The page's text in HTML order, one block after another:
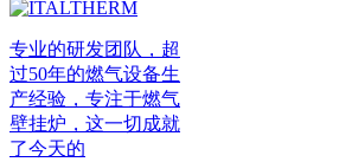
专业的研发团队，超
过50年的燃气设备生
产经验，专注于燃气
壁挂炉，这一切成就
了今天的